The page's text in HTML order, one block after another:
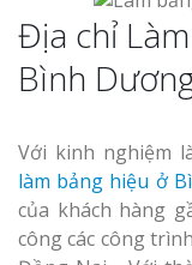
Địa chỉ
Bình
Với kinh nghiệm
làm bảng hiệu ở
của khách hàng
công các công